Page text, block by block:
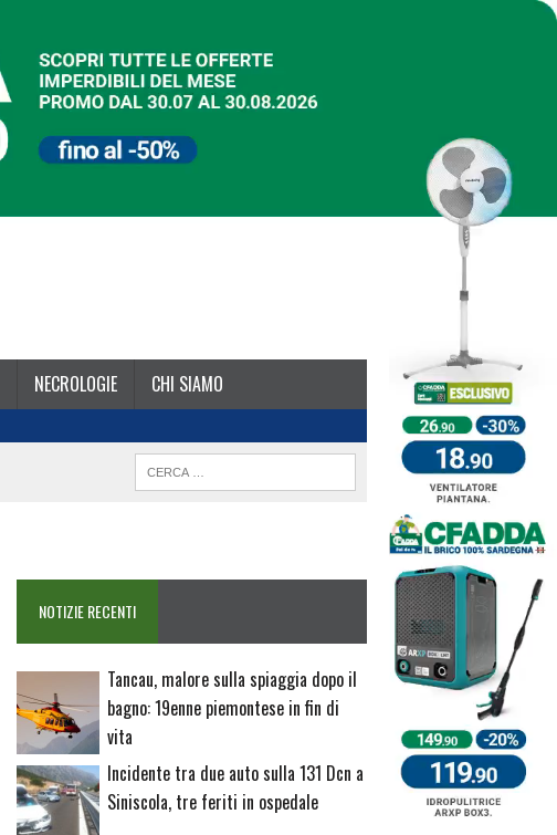
NECROLOGIE CHI SIAMO
NOTIZIE RECENTI
Tancau, malore sulla spiaggia dopo il
bagno: 19enne piemontese in fin di
vita
Incidente tra due auto sulla 131 Dcn a
Siniscola, tre feriti in ospedale